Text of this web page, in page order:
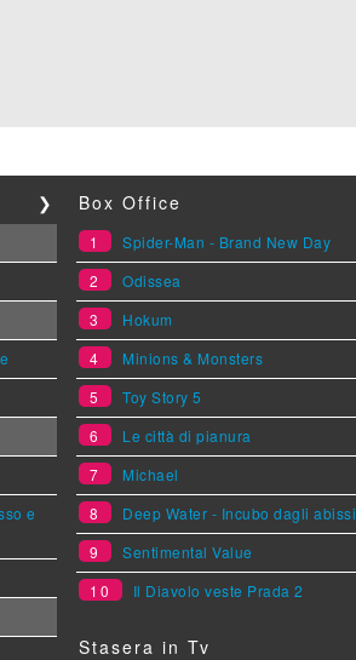
❯
e
Box Office
1
Spider-Man - Brand New Day
2
Odissea
3
Hokum
4
Minions & Monsters
5
Toy Story 5
6
Le città di pianura
7
Michael
8
Deep Water - Incubo dagli abissi
9
Sentimental Value
10
Il Diavolo veste Prada 2
Stasera in Tv